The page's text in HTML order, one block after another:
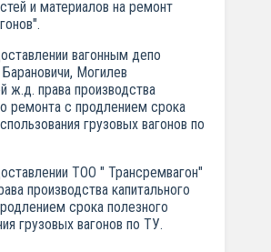
и материалов на ремонт
вагонным депо
Могилев
ж.д. права производства
ремонта с продлением срока
грузовых вагонов по
ТОО " Трансремвагон"
производства капитального
срока полезного
грузовых вагонов по ТУ.